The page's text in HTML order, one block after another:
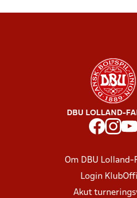
DBU LOLLAND-
Om DBU Lolland-
Login
Akut